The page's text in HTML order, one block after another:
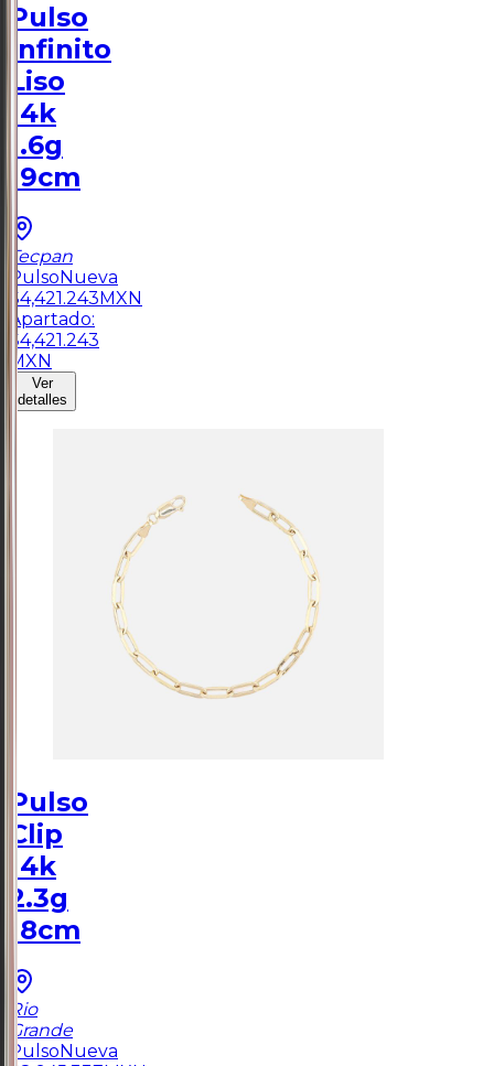
Pulso
Infinito
Liso
14k
1.6g
19cm
Tecpan
PulsoNueva
$4,421.243MXN
Apartado:
$4,421.243
MXN
Ver
detalles
Pulso
Clip
14k
2.3g
18cm
Rio
Grande
PulsoNueva